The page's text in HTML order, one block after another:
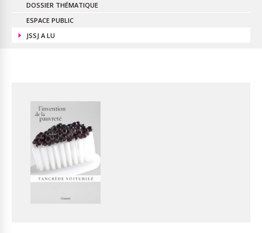
DOSSIER THÉMATIQUE
ESPACE PUBLIC
JSSJ A LU